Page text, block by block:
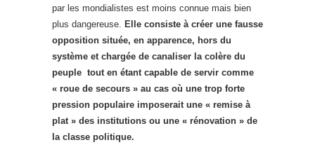
par les mondialistes est moins connue mais bien
plus dangereuse. Elle consiste à créer une fausse
opposition située, en apparence, hors du
système et chargée de canaliser la colère du
peuple tout en étant capable de servir comme
« roue de secours » au cas où une trop forte
pression populaire imposerait une « remise à
plat » des institutions ou une « rénovation » de
la classe politique.